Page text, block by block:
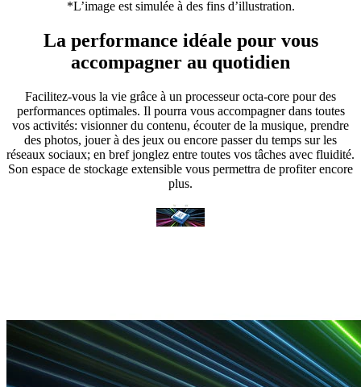
*L’image est simulée à des fins d’illustration.
La performance idéale pour vous
accompagner au quotidien
Facilitez-vous la vie grâce à un processeur octa-core pour des
performances optimales. Il pourra vous accompagner dans toutes
vos activités: visionner du contenu, écouter de la musique, prendre
des photos, jouer à des jeux ou encore passer du temps sur les
réseaux sociaux; en bref jonglez entre toutes vos tâches avec fluidité.
Son espace de stockage extensible vous permettra de profiter encore
plus.